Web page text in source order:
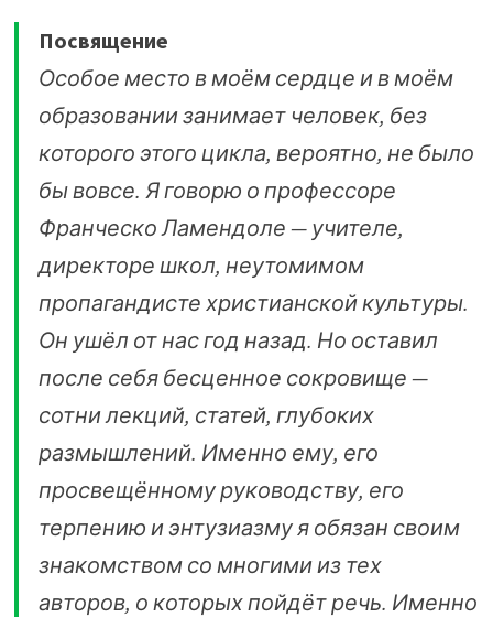
Посвящение
Особое место в моём сердце и в моём
образовании занимает человек, без
которого этого цикла, вероятно, не было
бы вовсе. Я говорю о профессоре
Франческо Ламендоле — учителе,
директоре школ, неутомимом
пропагандисте христианской культуры.
Он ушёл от нас год назад. Но оставил
после себя бесценное сокровище —
сотни лекций, статей, глубоких
размышлений. Именно ему, его
просвещённому руководству, его
терпению и энтузиазму я обязан своим
знакомством со многими из тех
авторов, о которых пойдёт речь. Именно